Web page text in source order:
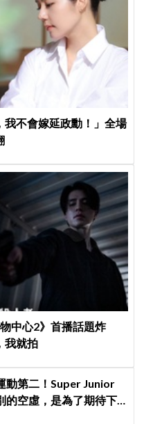
我不會嫁延政勳！」全場
中心2》首播話題炸
我就拍
動第二！Super Junior
的空虛，是為了期待下